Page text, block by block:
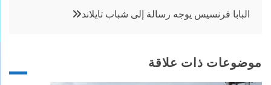
البابا فرنسيس يوجه رسالة إلى شباب تايلاند
موضوعات ذات علاقة